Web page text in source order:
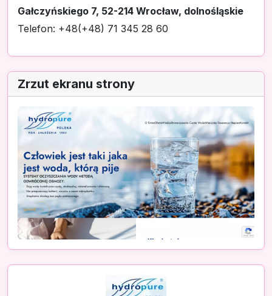
Gałczyńskiego 7, 52-214 Wrocław, dolnośląskie
Telefon: +48(+48) 71 345 28 60
Zrzut ekranu strony